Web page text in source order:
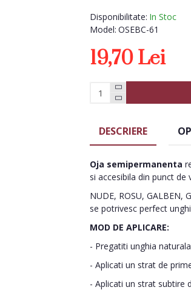
Disponibilitate: In Stoc
Model: OSEBC-61
19,70 Lei
DESCRIERE
Oja semipermanenta
si accesibila din punct de
NUDE, ROSU, GALBEN,
se potrivesc perfect
MOD DE APLICARE:
- Pregatiti unghia
- Aplicati un strat de
- Aplicati un strat subtire